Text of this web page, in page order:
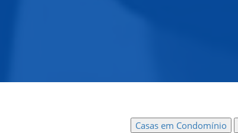
Casas em Condomínio